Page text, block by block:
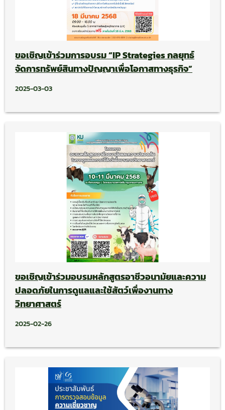
ขอเชิญเข้าร่วมการอบรม “IP Strategies กลยุทธ์
จัดการทรัพย์สินทางปัญญาเพื่อโอกาสทางธุรกิจ”
2025-03-03
ขอเชิญเข้าร่วมอบรมหลักสูตรอาชีวอนามัยและความ
ปลอดภัยในการดูแลและใช้สัตว์เพื่องานทาง
วิทยาศาสตร์
2025-02-26